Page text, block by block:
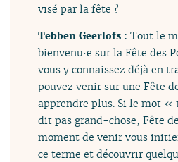
visé par la fête ?
Tebben Geerlofs :Tout le
bienvenu·e sur la Fête des
vous y connaissez déjà en
pouvez venir sur une Fête
apprendre plus. Si le mot
dit pas grand-chose, Fête
moment de venir vous
ce terme et découvrir